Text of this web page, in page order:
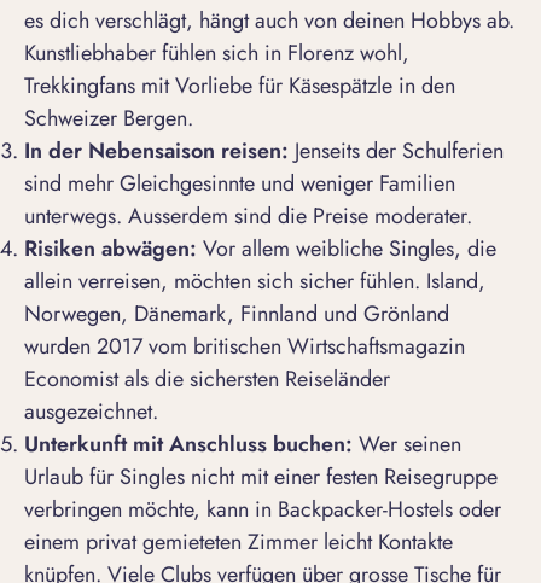
es dich verschlägt, hängt auch von deinen Hobbys ab.
Kunstliebhaber fühlen sich in Florenz wohl,
Trekkingfans mit Vorliebe für Käsespätzle in den
Schweizer Bergen.
In der Nebensaison reisen: Jenseits der Schulferien
sind mehr Gleichgesinnte und weniger Familien
unterwegs. Ausserdem sind die Preise moderater.
Risiken abwägen: Vor allem weibliche Singles, die
allein verreisen, möchten sich sicher fühlen. Island,
Norwegen, Dänemark, Finnland und Grönland
wurden 2017 vom britischen Wirtschaftsmagazin
Economistals die sichersten Reiseländer
ausgezeichnet.
Unterkunft mit Anschluss buchen: Wer seinen
Urlaub für Singles nicht mit einer festen Reisegruppe
verbringen möchte, kann in Backpacker-Hostels oder
einem privat gemieteten Zimmer leicht Kontakte
knüpfen. Viele Clubs verfügen über grosse Tische für